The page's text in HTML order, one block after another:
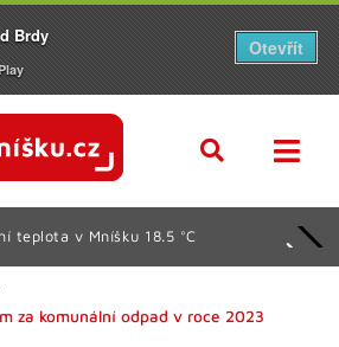
teplota v Mníšku 18.5 °C
za komunální odpad v roce 2023
Brdy
Otevřít